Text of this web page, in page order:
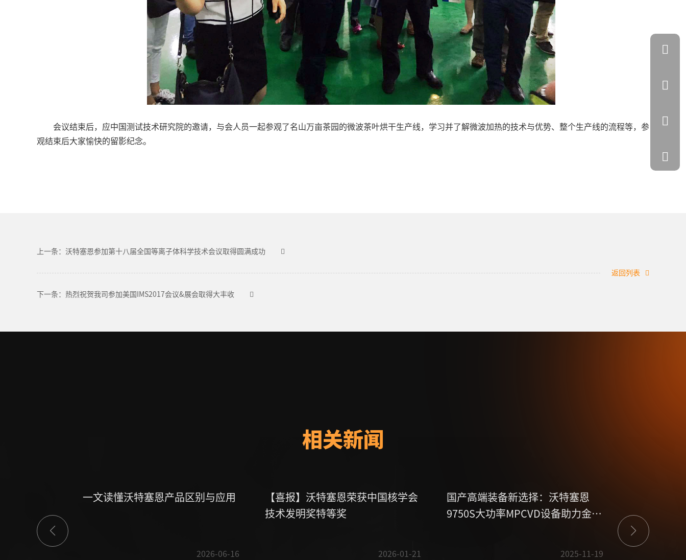
会议结束后，应中国测试技术研究院的邀请，与会人员一起参观了名山万亩茶园的微波茶叶烘干生产线，学习并了解微波加热的技术与优势、整个生产线的流程等，参
观结束后大家愉快的留影纪念。
上一条：沃特塞恩参加第十八届全国等离子体科学技术会议取得圆满成功
下一条：热烈祝贺我司参加美国IMS2017会议&展会取得大丰收
返回列表
相关新闻
一文读懂沃特塞恩产品区别与应用
2026-06-16
【喜报】沃特塞恩荣获中国核学会
技术发明奖特等奖
2026-01-21
国产高端装备新选择：沃特塞恩
9750S大功率MPCVD设备助力金刚
2025-11-19
设计中心认